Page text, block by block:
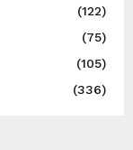
(122)
(75)
(105)
(336)